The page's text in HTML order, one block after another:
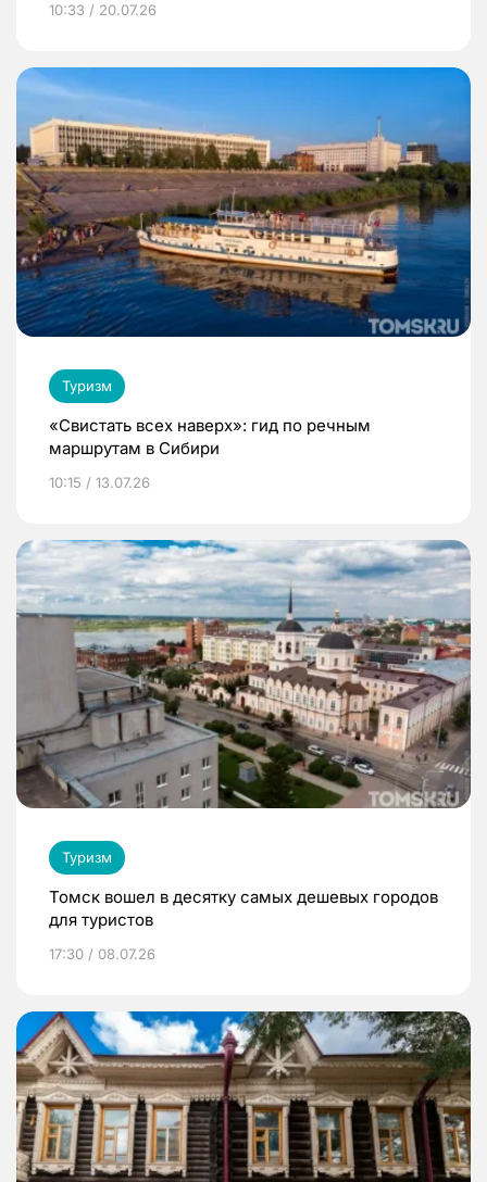
10:33 / 20.07.26
Туризм
«Свистать всех наверх»: гид по речным
маршрутам в Сибири
10:15 / 13.07.26
Туризм
Томск вошел в десятку самых дешевых городов
для туристов
17:30 / 08.07.26